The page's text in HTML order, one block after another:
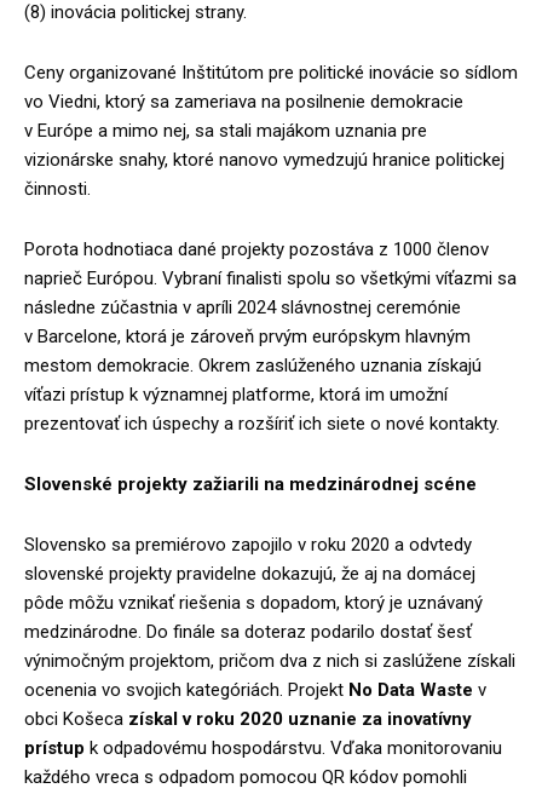
(8) inovácia politickej strany.
Ceny organizované Inštitútom pre politické inovácie so sídlom
vo Viedni, ktorý sa zameriava na posilnenie demokracie
v Európe a mimo nej, sa stali majákom uznania pre
vizionárske snahy, ktoré nanovo vymedzujú hranice politickej
činnosti.
Porota hodnotiaca dané projekty pozostáva z 1000 členov
naprieč Európou. Vybraní finalisti spolu so všetkými víťazmi sa
následne zúčastnia v apríli 2024 slávnostnej ceremónie
v Barcelone, ktorá je zároveň prvým európskym hlavným
mestom demokracie. Okrem zaslúženého uznania získajú
víťazi prístup k významnej platforme, ktorá im umožní
prezentovať ich úspechy a rozšíriť ich siete o nové kontakty.
Slovenské projekty zažiarili na medzinárodnej scéne
Slovensko sa premiérovo zapojilo v roku 2020 a odvtedy
slovenské projekty pravidelne dokazujú, že aj na domácej
pôde môžu vznikať riešenia s dopadom, ktorý je uznávaný
medzinárodne. Do finále sa doteraz podarilo dostať šesť
výnimočným projektom, pričom dva z nich si zaslúžene získali
ocenenia vo svojich kategóriách. Projekt No Data Waste v
obci Košeca získal v roku 2020 uznanie za inovatívny
prístup k odpadovému hospodárstvu. Vďaka monitorovaniu
každého vreca s odpadom pomocou QR kódov pomohli